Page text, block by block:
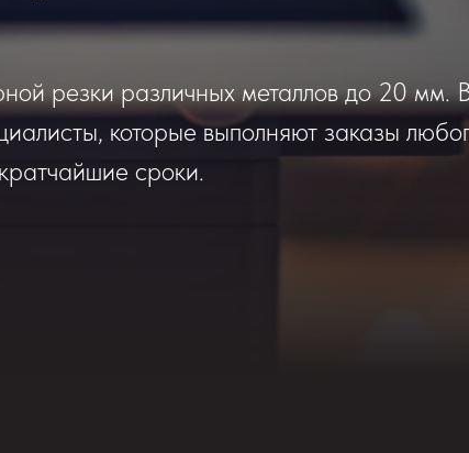
резки различных металлов до 20
которые выполняют заказы
кратчайшие сроки.